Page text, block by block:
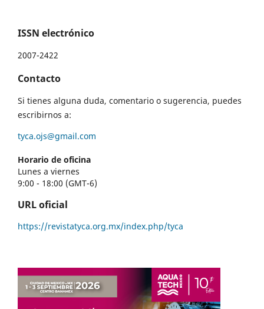
ISSN electrónico
2007-2422
Contacto
Si tienes alguna duda, comentario o sugerencia, puedes
escribirnos a:
tyca.ojs@gmail.com
Horario de oficina
Lunes a viernes
9:00 - 18:00 (GMT-6)
URL oficial
https://revistatyca.org.mx/index.php/tyca